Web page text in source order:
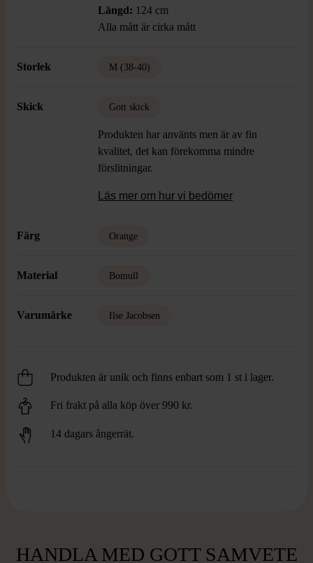
Längd: 124 cm
Alla mått är cirka mått
Storlek M (38-40)
Skick Gott skick
Produkten har använts men är av fin
kvalitet, det kan förekomma mindre
förslitningar.
Läs mer om hur vi bedömer
Färg Orange
Material Bomull
Varumärke Ilse Jacobsen
Produkten är unik och finns enbart som 1 st i lager.
Fri frakt på alla köp över 990 kr.
14 dagars ångerrät.
HANDLA MED GOTT SAMVETE